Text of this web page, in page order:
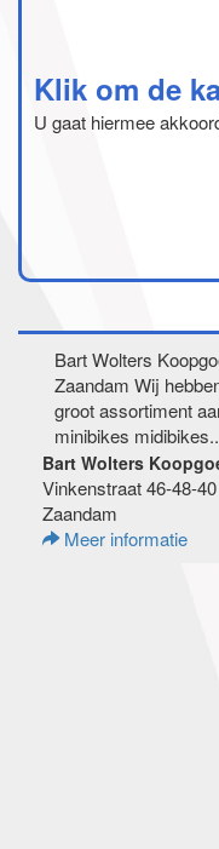
Klik om de
U gaat hiermee
Bart Wolters
Zaandam Wij
groot assortiment
minibikes
Bart Wolters
Vinkenstraat 46-48-40
Zaandam
Meer informatie